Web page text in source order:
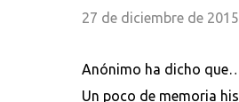
27 de diciembre de
Anónimo ha dicho
Un poco de memoria